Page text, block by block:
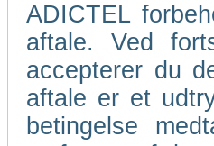
ADICTEL
aftale. Ved
accepterer du
aftale er et
betingelse